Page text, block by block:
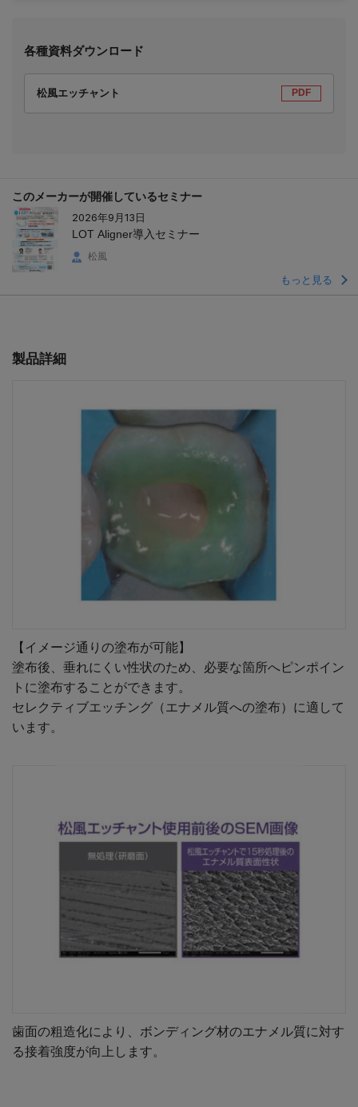
各種資料ダウンロード
松風エッチャント PDF
このメーカーが開催しているセミナー
2026年9月13日
LOT Aligner導入セミナー
松風
もっと見る
製品詳細
【イメージ通りの塗布が可能】
塗布後、垂れにくい性状のため、必要な箇所へピンポイン
トに塗布することができます。
セレクティブエッチング（エナメル質への塗布）に適して
います。
歯面の粗造化により、ボンディング材のエナメル質に対す
る接着強度が向上します。